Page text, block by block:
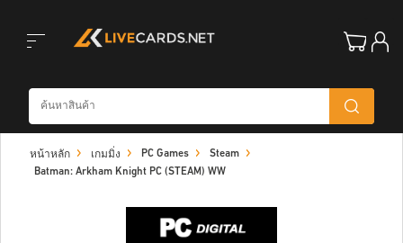
navigation
หน้าหลัก เกมมิ่ง PC Games
Steam
Batman: Arkham Knight PC (STEAM) WW